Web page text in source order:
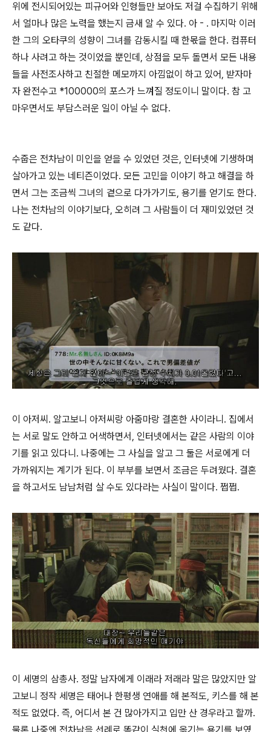
위에 전시되어있는 피규어와 인형들만 보아도 저걸 수집하기 위해
서 얼마나 많은 노력을 했는지 금새 알 수 있다. 아 - . 마지막 이러
한 그의 오타쿠의 성향이 그녀를 감동시킬 때 한몫을 한다. 컴퓨터
하나 사려고 하는 것이었을 뿐인데, 상점을 모두 돌면서 모든 내용
들을 사전조사하고 친절한 메모까지 아낌없이 하고 있어, 받자마
자 완전수고 *100000의 포스가 느껴질 정도이니 말이다. 참 고
마우면서도 부담스러운 일이 아닐 수 없다.
수줍은 전차남이 미인을 얻을 수 있었던 것은, 인터넷에 기생하며
살아가고 있는 네티즌이었다. 모든 고민을 이야기 하고 해결을 하
면서 그는 조금씩 그녀의 곁으로 다가가기도, 용기를 얻기도 한다.
나는 전차남의 이야기보다, 오히려 그 사람들이 더 재미있었던 것
도 같다.
이 아저씨. 알고보니 아저씨랑 아줌마랑 결혼한 사이라니. 집에서
는 서로 말도 안하고 어색하면서, 인터넷에서는 같은 사람의 이야
기를 읽고 있다니. 나중에는 그 사실을 알고 그 둘은 서로에게 더
가까워지는 계기가 된다. 이 부부를 보면서 조금은 두려웠다. 결혼
을 하고서도 남남처럼 살 수도 있다라는 사실이 말이다. 쩝쩝.
이 세명의 삼총사. 정말 남자에게 이래라 저래라 말은 많았지만 알
고보니 정작 세명은 태어나 한평생 연애를 해 본적도, 키스를 해 본
적도 없었다. 즉, 어디서 본 건 많아가지고 입만 산 경우라고 할까.